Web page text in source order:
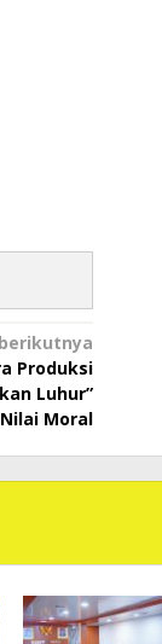
Produksi
Luhur”
Moral